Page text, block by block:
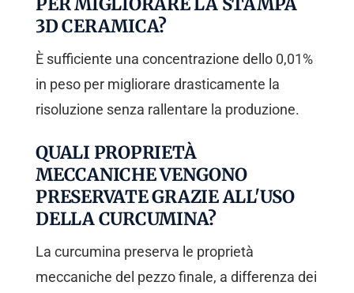
3D CERAMICA?
È sufficiente una concentrazione dello 0,01%
in peso per migliorare drasticamente la
risoluzione senza rallentare la produzione.
QUALI PROPRIETÀ
MECCANICHE VENGONO
PRESERVATE GRAZIE ALL'USO
DELLA CURCUMINA?
La curcumina preserva le proprietà
meccaniche del pezzo finale, a differenza dei